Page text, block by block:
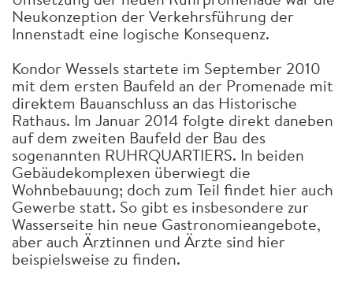
Neukonzeption der Verkehrsführung der
Innenstadt eine logische Konsequenz.
Kondor Wessels startete im September 2010
mit dem ersten Baufeld an der Promenade mit
direktem Bauanschluss an das Historische
Rathaus. Im Januar 2014 folgte direkt daneben
auf dem zweiten Baufeld der Bau des
sogenannten RUHRQUARTIERS. In beiden
Gebäudekomplexen überwiegt die
Wohnbebauung; doch zum Teil findet hier auch
Gewerbe statt. So gibt es insbesondere zur
Wasserseite hin neue Gastronomieangebote,
aber auch Ärztinnen und Ärzte sind hier
beispielsweise zu finden.